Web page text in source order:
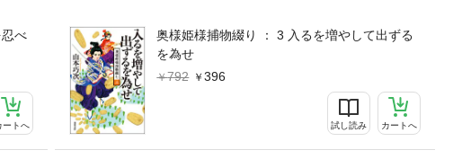
べ
ートへ
奥様姫様捕物綴り ： 3 入るを増やして出ずる
を為せ
792
396
試し読み カートへ